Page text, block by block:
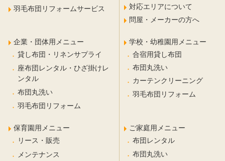
羽毛布団リフォームサービス
対応エリアについて
問屋・メーカーの方へ
企業・団体用メニュー
貸し布団・リネンサプライ
座布団レンタル・ひざ掛けレ
ンタル
布団丸洗い
羽毛布団リフォーム
学校・幼稚園用メニュー
合宿用貸し布団
布団丸洗い
カーテンクリーニング
羽毛布団リフォーム
保育園用メニュー
リース・販売
メンテナンス
ご家庭用メニュー
布団レンタル
布団丸洗い